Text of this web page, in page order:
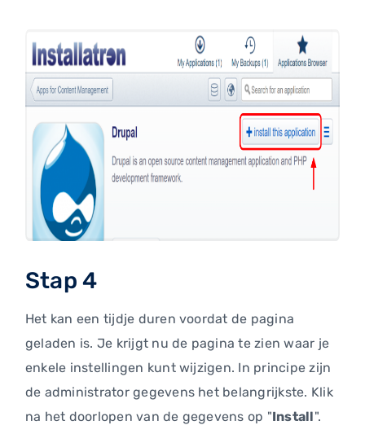
Stap 4
Het kan een tijdje duren voordat de pagina
geladen is. Je krijgt nu de pagina te zien waar je
enkele instellingen kunt wijzigen. In principe zijn
de administrator gegevens het belangrijkste. Klik
na het doorlopen van de gegevens op "Install".